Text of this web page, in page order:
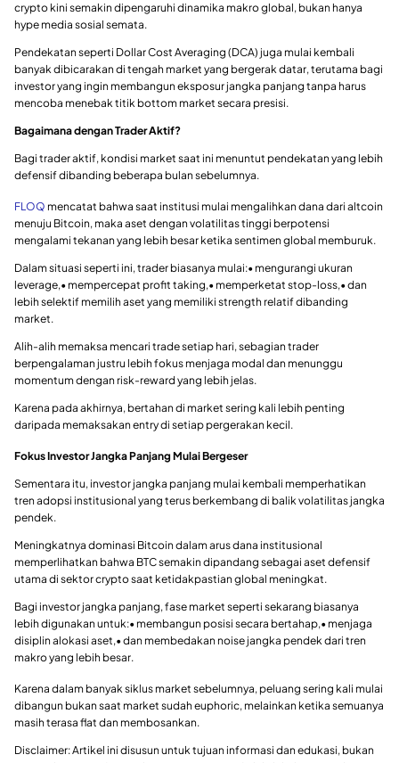
crypto kini semakin dipengaruhi dinamika makro global, bukan hanya
hype media sosial semata.
Pendekatan seperti Dollar Cost Averaging (DCA) juga mulai kembali
banyak dibicarakan di tengah market yang bergerak datar, terutama bagi
investor yang ingin membangun eksposur jangka panjang tanpa harus
mencoba menebak titik bottom market secara presisi.
Bagaimana dengan Trader Aktif?
Bagi trader aktif, kondisi market saat ini menuntut pendekatan yang lebih
defensif dibanding beberapa bulan sebelumnya.
FLOQ mencatat bahwa saat institusi mulai mengalihkan dana dari altcoin
menuju Bitcoin, maka aset dengan volatilitas tinggi berpotensi
mengalami tekanan yang lebih besar ketika sentimen global memburuk.
Dalam situasi seperti ini, trader biasanya mulai:• mengurangi ukuran
leverage,• mempercepat profit taking,• memperketat stop-loss,• dan
lebih selektif memilih aset yang memiliki strength relatif dibanding
market.
Alih-alih memaksa mencari trade setiap hari, sebagian trader
berpengalaman justru lebih fokus menjaga modal dan menunggu
momentum dengan risk-reward yang lebih jelas.
Karena pada akhirnya, bertahan di market sering kali lebih penting
daripada memaksakan entry di setiap pergerakan kecil.
Fokus Investor Jangka Panjang Mulai Bergeser
Sementara itu, investor jangka panjang mulai kembali memperhatikan
tren adopsi institusional yang terus berkembang di balik volatilitas jangka
pendek.
Meningkatnya dominasi Bitcoin dalam arus dana institusional
memperlihatkan bahwa BTC semakin dipandang sebagai aset defensif
utama di sektor crypto saat ketidakpastian global meningkat.
Bagi investor jangka panjang, fase market seperti sekarang biasanya
lebih digunakan untuk:• membangun posisi secara bertahap,• menjaga
disiplin alokasi aset,• dan membedakan noise jangka pendek dari tren
makro yang lebih besar.
Karena dalam banyak siklus market sebelumnya, peluang sering kali mulai
dibangun bukan saat market sudah euphoric, melainkan ketika semuanya
masih terasa flat dan membosankan.
Disclaimer: Artikel ini disusun untuk tujuan informasi dan edukasi, bukan